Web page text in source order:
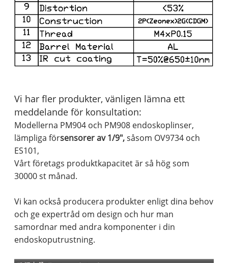
Vi har fler produkter, vänligen lämna ett
meddelande för konsultation:
Modellerna PM904 och PM908 endoskoplinser,
lämpliga försensorer av 1/9",såsom OV9734 och
ES101,
Vårt företags produktkapacitet är så hög som
30000 st månad.
Vi kan också producera produkter enligt dina behov
och ge expertråd om design och hur man
samordnar med andra komponenter i din
endoskoputrustning.